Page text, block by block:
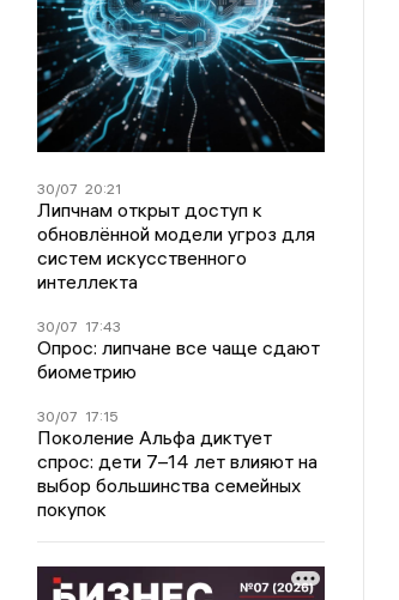
30/07 20:21
Липчнам открыт доступ к
обновлённой модели угроз для
систем искусственного
интеллекта
30/07 17:43
Опрос: липчане все чаще сдают
биометрию
30/07 17:15
Поколение Альфа диктует
спрос: дети 7–14 лет влияют на
выбор большинства семейных
покупок